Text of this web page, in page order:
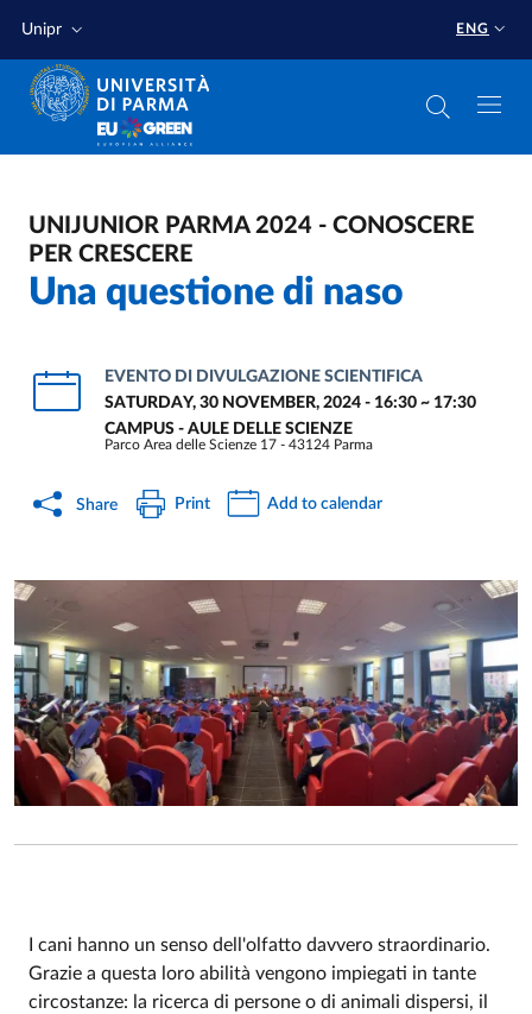
Unipr ENG
UNIJUNIOR PARMA 2024 - CONOSCERE
PER CRESCERE
Una questione di naso
EVENTO DI DIVULGAZIONE SCIENTIFICA
SATURDAY, 30 NOVEMBER, 2024 - 16:30 ~ 17:30
CAMPUS - AULE DELLE SCIENZE
Parco Area delle Scienze 17 - 43124 Parma
Share Print Add to calendar
Event description
I cani hanno un senso dell'olfatto davvero straordinario.
Grazie a questa loro abilità vengono impiegati in tante
circostanze: la ricerca di persone o di animali dispersi, il